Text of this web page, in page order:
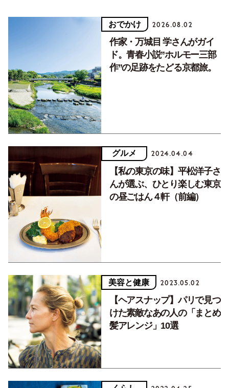
おでかけ 2026.08.02
作家・万城目 学さんがガイ
ド。青春小説”ホルモー三部
作”の足跡をたどる京都旅。
グルメ 2024.04.04
【私の東京の味】平松洋子さ
んが選ぶ、ひとり楽しむ東京
の昼ごはん４軒（前編）
美容と健康 2023.05.02
【ヘアスナップ】パリで見つ
けた素敵なあの人の「まとめ
髪アレンジ」10選